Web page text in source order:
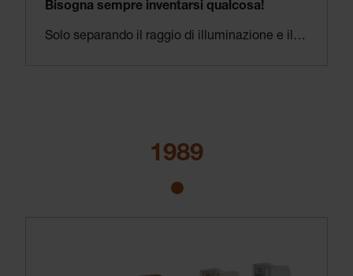
Bisogna sempre inventarsi qualcosa!
Solo separando il raggio di illuminazione e il percorso di osservazione del medico usando il nostro esclusivo AOS (sistema ottico asferico) è possibile eliminare i riflessi durante l’osservazione della retina. Solo il nostro BETA 200 è in grado di farlo. Il BETA 200 rende possibile la visualizzazione dell’intera area illuminata della retina.
1989